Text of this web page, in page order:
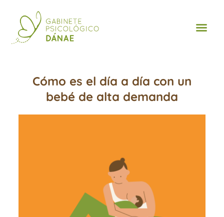
Cómo es el día a día con un
bebé de alta demanda